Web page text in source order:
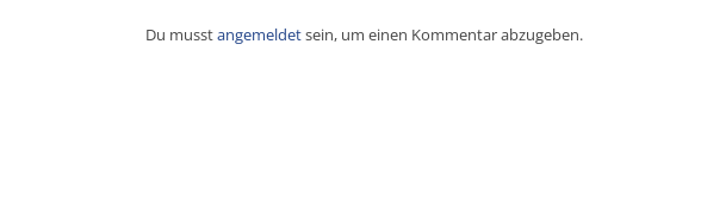
Du musstangemeldetsein, um einen Kommentar abzugeben.